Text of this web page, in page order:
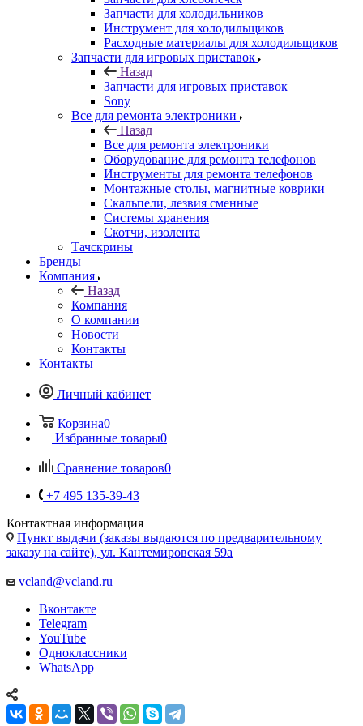
Инструмент для холодильщиков
Расходные материалы для холодильщиков
Запчасти для игровых приставок
Назад
Запчасти для игровых приставок
Sony
Все для ремонта электроники
Назад
Все для ремонта электроники
Оборудование для ремонта телефонов
Инструменты для ремонта телефонов
Монтажные столы, магнитные коврики
Скальпели, лезвия сменные
Системы хранения
Скотчи, изолента
Тачскрины
Бренды
Компания
Назад
Компания
О компании
Новости
Контакты
Контакты
Избранные товары
Пункт выдачи (заказы выдаются по предварительному
заказу на сайте), ул. Кантемировская 59а
Telegram
YouTube
Одноклассники
WhatsApp